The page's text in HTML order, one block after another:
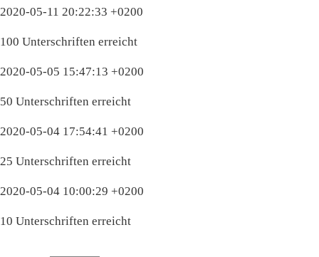
2020-05-11 20:22:33 +0200
100 Unterschriften erreicht
2020-05-05 15:47:13 +0200
50 Unterschriften erreicht
2020-05-04 17:54:41 +0200
25 Unterschriften erreicht
2020-05-04 10:00:29 +0200
10 Unterschriften erreicht